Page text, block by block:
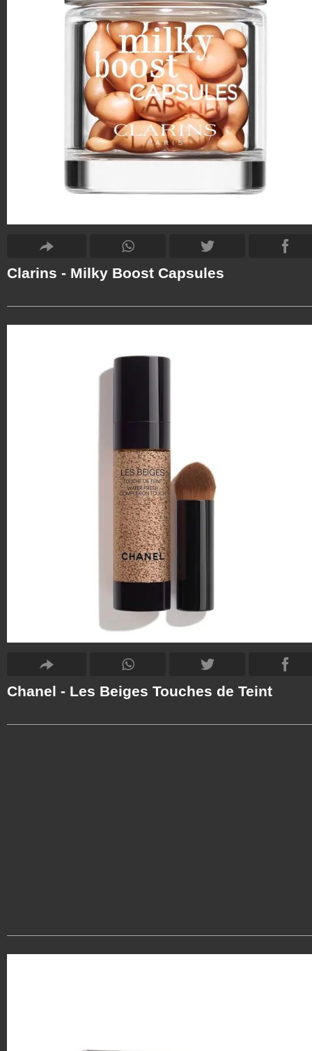
Clarins - Milky Boost Capsules
Chanel - Les Beiges Touches de Teint